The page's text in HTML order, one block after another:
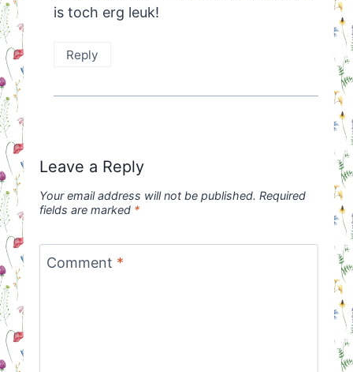
is toch erg leuk!
Reply
Leave a Reply
Your email address will not be published. Required
fields are marked *
Comment *